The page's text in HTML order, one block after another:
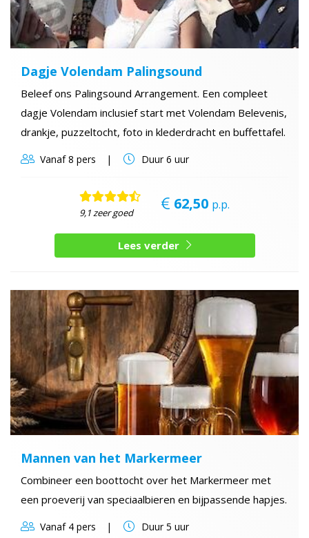
Dagje Volendam Palingsound
Beleef ons Palingsound Arrangement. Een compleet
dagje Volendam inclusief start met Volendam Belevenis,
drankje, puzzeltocht, foto in klederdracht en buffettafel.
Vanaf8 pers Duur6 uur
9,1 zeer goed 62,50 p.p.
Lees verder
Mannen van het Markermeer
Combineer een boottocht over het Markermeer met
een proeverij van speciaalbieren en bijpassende hapjes.
Vanaf4 pers Duur5 uur